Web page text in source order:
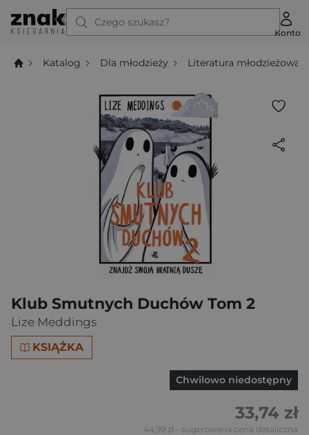
Czego szukasz?
Konto
Katalog Dla młodzieży Literatura młodzieżowa
Klub Smutnych Duchów Tom 2
Lize Meddings
KSIĄŻKA
Chwilowo niedostępny
33,74 zł
44,99 zł - sugerowana cena detaliczna